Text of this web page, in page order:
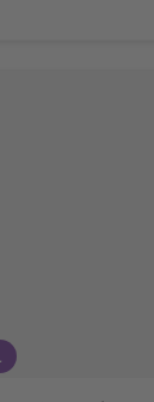
basierend auf